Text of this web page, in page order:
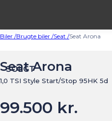
Biler /Brugte biler /Seat /Seat Arona
SOLGT
Seat Arona
1,0 TSI Style Start/Stop 95HK 5d
99.500 kr.